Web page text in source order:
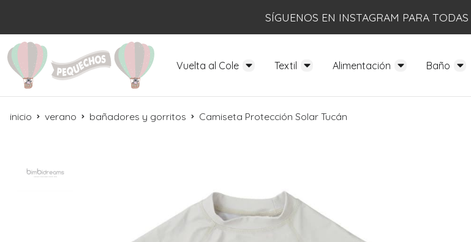
SÍGUENOS EN INSTAGRAM PARA
Vuelta al Cole Textil Alimentación Baño
inicio verano bañadores y gorritos Camiseta Protección Solar Tucán